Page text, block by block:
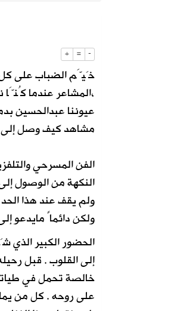
2026-08-07 حساب
+ = -
خَيَّم الضباب على كل
،المشاعر عندما
عيوننا عبدالحسين
مشاهد كيف وصل إلى
الفن المسرحي
النكهة من الوصول
ولم يقف عند هذا
ولكن دائماً مايدعو
الحضور الكبير
إلى القلوب . قبل
خالصة تحمل في
على روحه . كل من